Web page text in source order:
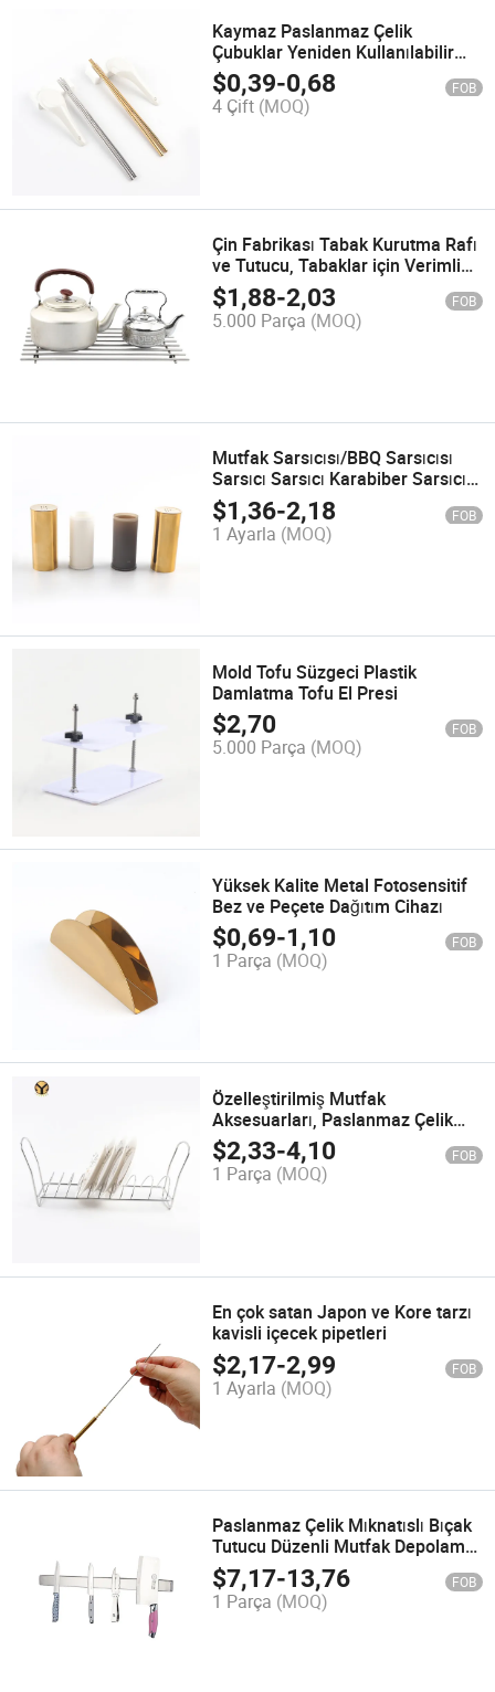
Kaymaz Paslanmaz Çelik
Çubuklar Yeniden Kullanılabilir
Çok Renkli Hafif Metal
$0,39-0,68 FOB
4 Çift (MOQ)
Çin Fabrikası Tabak Kurutma Rafı
ve Tutucu, Tabaklar için Verimli
Depolama
$1,88-2,03 FOB
5.000 Parça (MOQ)
Mutfak Sarsıcısı/BBQ Sarsıcısı
Sarsıcı Sarsıcı Karabiber Sarsıcı
Tuz Tavuk Tozu Monosodyum
Glutamat Sarsıcısı
$1,36-2,18 FOB
1 Ayarla (MOQ)
Mold Tofu Süzgeci Plastik
Damlatma Tofu El Presi
$2,70 FOB
5.000 Parça (MOQ)
Yüksek Kalite Metal Fotosensitif
Bez ve Peçete Dağıtım Cihazı
$0,69-1,10 FOB
1 Parça (MOQ)
Özelleştirilmiş Mutfak
Aksesuarları, Paslanmaz Çelik
Lavabo Üstü Sofra Eşyası
Kurutma Rafı
$2,33-4,10 FOB
1 Parça (MOQ)
En çok satan Japon ve Kore tarzı
kavisli içecek pipetleri
$2,17-2,99 FOB
1 Ayarla (MOQ)
Paslanmaz Çelik Mıknatıslı Bıçak
Tutucu Düzenli Mutfak Depolama
için
$7,17-13,76 FOB
1 Parça (MOQ)